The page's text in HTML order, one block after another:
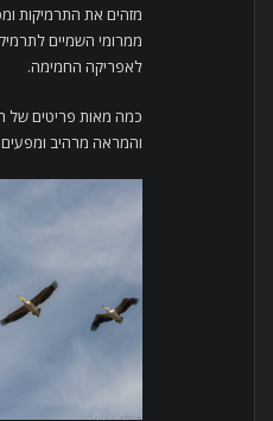
מזהים את התרמיקות
ממרומי השמיים
לאפריקה החמימה.
כמה מאות פריטים של
והמראה מרהיב